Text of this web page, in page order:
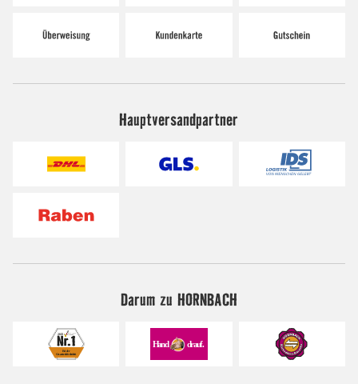
Hauptversandpartner
Darum zu HORNBACH